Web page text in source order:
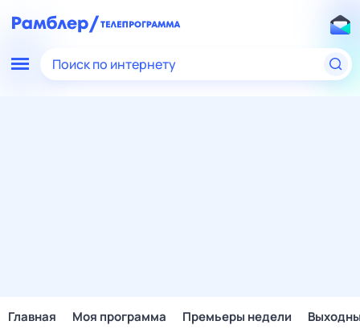
Поиск по интернету
Главная Моя программа Премьеры недели